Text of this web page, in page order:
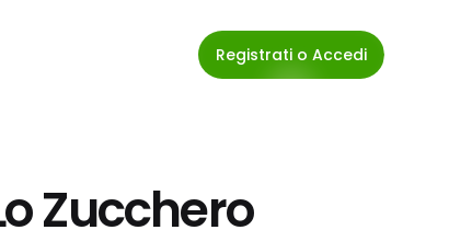
Registrati o Accedi
Zucchero